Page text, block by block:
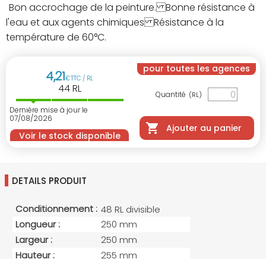
Bon accrochage de la peinture. Bonne résistance à
l'eau et aux agents chimiques Résistance à la
température de 60°C.
4,21€TTC / RL
44RL
Dernière mise à jour le
07/08/2026
Voir le stock disponible
pour toutes les agences
Quantité (RL)
Ajouter au panier
DETAILS PRODUIT
Conditionnement : 48 RL divisible
Longueur :
250 mm
Largeur :
250 mm
Hauteur :
255 mm